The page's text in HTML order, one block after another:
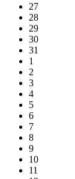
27
28
29
30
31
1
2
3
4
5
6
7
8
9
10
11